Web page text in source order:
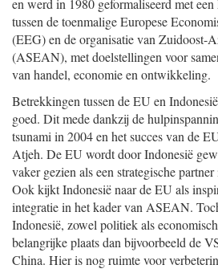
en werd in 1980 geformaliseerd met een
tussen de toenmalige Europese
(EEG) en de organisatie van Zuidoost-
(ASEAN), met doelstellingen voor
van handel, economie en ontwikkeling.
Betrekkingen tussen de EU en
goed. Dit mede dankzij de
tsunami in 2004 en het succes van de
Atjeh. De EU wordt door Indonesië
vaker gezien als een strategische
Ook kijkt Indonesië naar de EU als
integratie in het kader van ASEAN.
Indonesië, zowel politiek als
belangrijke plaats dan bijvoorbeeld de
China. Hier is nog ruimte voor